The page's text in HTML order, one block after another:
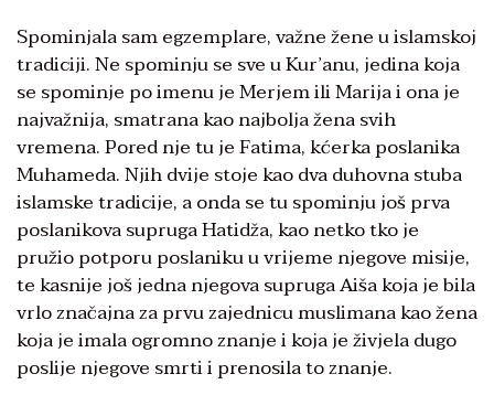
Spominjala sam egzemplare, važne žene u islamskoj
tradiciji. Ne spominju se sve u Kur’anu, jedina koja
se spominje po imenu je Merjem ili Marija i ona je
najvažnija, smatrana kao najbolja žena svih
vremena. Pored nje tu je Fatima, kćerka poslanika
Muhameda. Njih dvije stoje kao dva duhovna stuba
islamske tradicije, a onda se tu spominju još prva
poslanikova supruga Hatidža, kao netko tko je
pružio potporu poslaniku u vrijeme njegove misije,
te kasnije još jedna njegova supruga Aiša koja je bila
vrlo značajna za prvu zajednicu muslimana kao žena
koja je imala ogromno znanje i koja je živjela dugo
poslije njegove smrti i prenosila to znanje.